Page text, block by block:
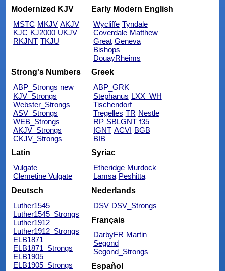
Modernized KJV
MSTC MKJV AKJV
KJC KJ2000 UKJV
RKJNT TKJU
Early Modern English
Wycliffe Tyndale
Coverdale Matthew
Great Geneva
Bishops
DouayRheims
Strong's Numbers
ABP_Strongs new
KJV_Strongs
Webster_Strongs
ASV_Strongs
WEB_Strongs
AKJV_Strongs
CKJV_Strongs
Greek
ABP_GRK
Stephanus LXX_WH
Tischendorf
Tregelles TR Nestle
RP SBLGNT f35
IGNT ACVI BGB
BIB
Latin
Vulgate
Clemetine Vulgate
Syriac
Etheridge Murdock
Lamsa Peshitta
Deutsch
Luther1545
Luther1545_Strongs
Luther1912
Luther1912_Strongs
ELB1871
ELB1871_Strongs
ELB1905
ELB1905_Strongs
Nederlands
DSV DSV_Strongs
Français
DarbyFR Martin
Segond
Segond_Strongs
Español